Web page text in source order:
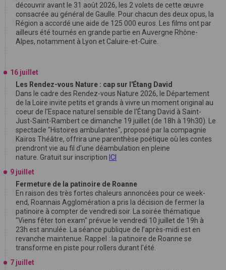
découvrir avant le 31 août 2026, les 2 volets de cette œuvre
consacrée au général de Gaulle. Pour chacun des deux opus, la
Région a accordé une aide de 125 000 euros. Les films ont par
ailleurs été tournés en grande partie en Auvergne Rhône-
Alpes, notamment à Lyon et Caluire-et-Cuire.
16 juillet
Les Rendez-vous Nature : cap sur l'Étang David
Dans le cadre des Rendez-vous Nature 2026, le Département
de la Loire invite petits et grands à vivre un moment original au
coeur de l'Espace naturel sensible de l'Étang David à Saint-
Just-Saint-Rambert ce dimanche 19 juillet (de 18h à 19h30). Le
spectacle "Histoires ambulantes", proposé par la compagnie
Kaïros Théâtre, offrira une parenthèse poétique où les contes
prendront vie au fil d'une déambulation en pleine
nature. Gratuit sur inscription ICI
9 juillet
Fermeture de la patinoire de Roanne
En raison des très fortes chaleurs annoncées pour ce week-
end, Roannais Agglomération a pris la décision de fermer la
patinoire à compter de vendredi soir. La soirée thématique
"Viens fêter ton exam" prévue le vendredi 10 juillet de 19h à
23h est annulée. La séance publique de l’après-midi est en
revanche maintenue. Rappel : la patinoire de Roanne se
transforme en piste pour rollers durant l'été.
7 juillet